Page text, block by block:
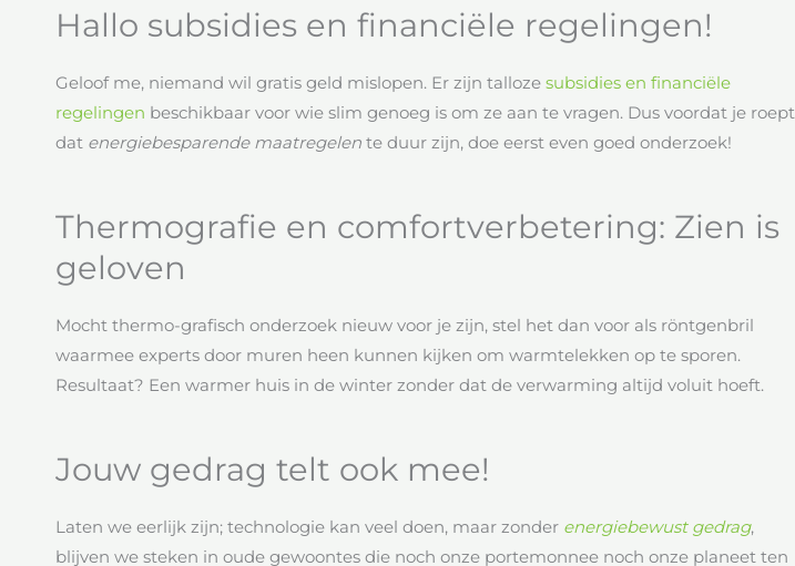
Hallo subsidies en financiële regelingen!
Geloof me, niemand wil gratis geld mislopen. Er zijn talloze subsidies en financiële
regelingen beschikbaar voor wie slim genoeg is om ze aan te vragen. Dus voordat je roept
dat energiebesparende maatregelen te duur zijn, doe eerst even goed onderzoek!
Thermografie en comfortverbetering: Zien is
geloven
Mocht thermo-grafisch onderzoek nieuw voor je zijn, stel het dan voor als röntgenbril
waarmee experts door muren heen kunnen kijken om warmtelekken op te sporen.
Resultaat? Een warmer huis in de winter zonder dat de verwarming altijd voluit hoeft.
Jouw gedrag telt ook mee!
Laten we eerlijk zijn; technologie kan veel doen, maar zonder energiebewust gedrag,
blijven we steken in oude gewoontes die noch onze portemonnee noch onze planeet ten